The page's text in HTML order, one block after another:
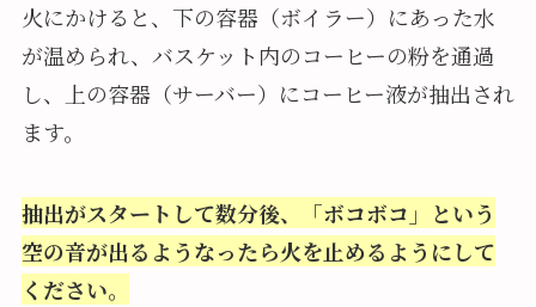
火にかけると、下の容器（ボイラー）にあった水
が温められ、バスケット内のコーヒーの粉を通過
し、上の容器（サーバー）にコーヒー液が抽出され
ます。
抽出がスタートして数分後、「ボコボコ」という
空の音が出るようなったら火を止めるようにして
ください。